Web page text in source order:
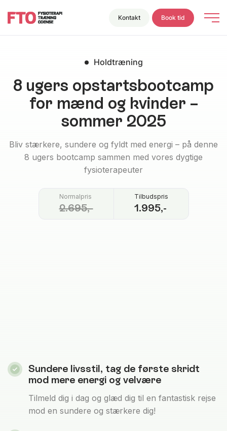
Kontakt Book tid
Holdtræning
8 ugers opstartsbootcamp
for mænd og kvinder –
sommer 2025
Bliv stærkere, sundere og fyldt med energi – på denne
8 ugers bootcamp sammen med vores dygtige
fysioterapeuter
Normalpris
2.695,-
Tilbudspris
1.995,-
Sundere livsstil, tag de første skridt
mod mere energi og velvære
Tilmeld dig i dag og glæd dig til en fantastisk rejse
mod en sundere og stærkere dig!